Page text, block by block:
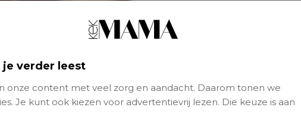
je verder leest
onze content met veel zorg en aandacht. Daarom tonen we
Je kunt ook kiezen voor advertentievrij lezen. Die keuze is aan